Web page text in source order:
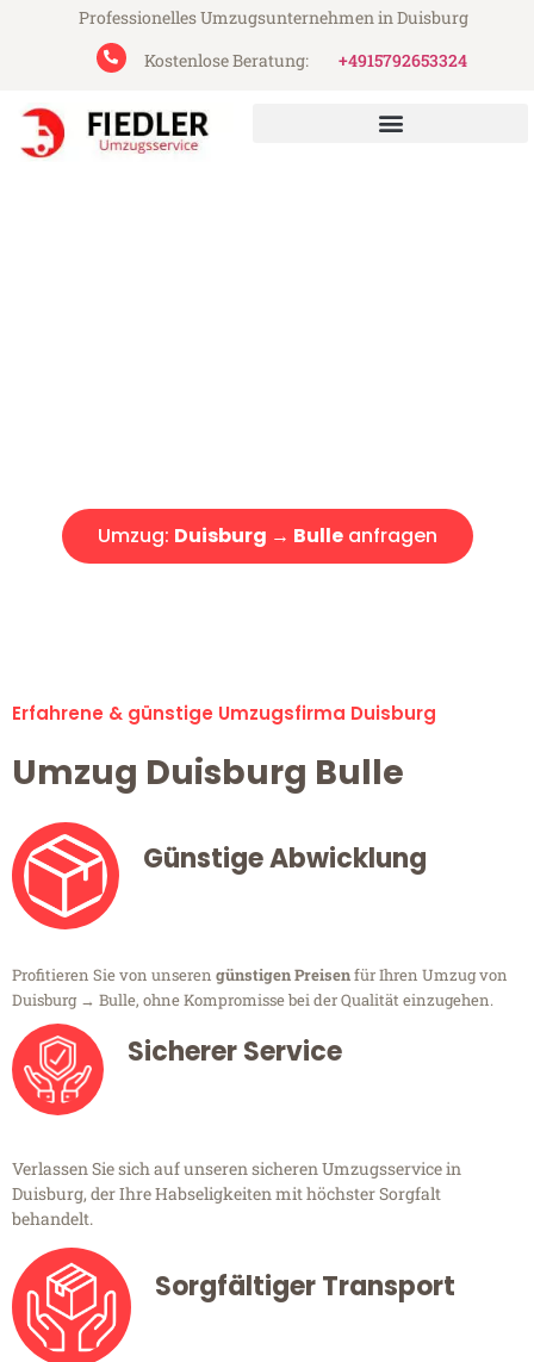
Professionelles Umzugsunternehmen in Duisburg
Kostenlose Beratung:
+4915792653324
Umzug: Duisburg → Bulleanfragen
Erfahrene & günstige Umzugsfirma Duisburg
Umzug Duisburg Bulle
Günstige Abwicklung
Profitieren Sie von unseren günstigen Preisenfür Ihren Umzug von
Duisburg → Bulle, ohne Kompromisse bei der Qualität einzugehen.
Sicherer Service
Verlassen Sie sich auf unseren sicheren Umzugsservice in
Duisburg, der Ihre Habseligkeiten mit höchster Sorgfalt
behandelt.
Sorgfältiger Transport